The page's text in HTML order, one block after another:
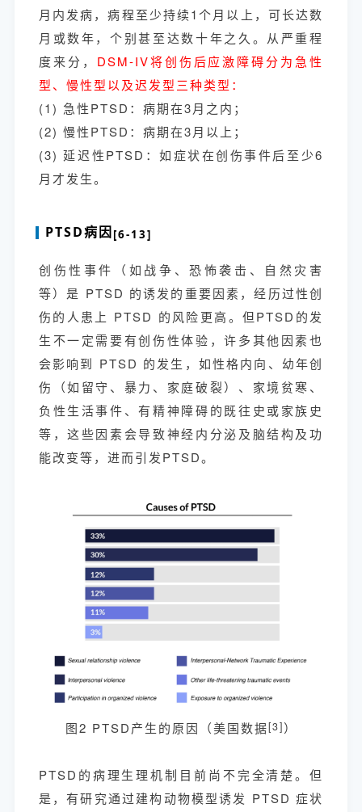
月内发病，病程至少持续1个月以上，可长达数
月或数年，个别甚至达数十年之久。从严重程
度来分， DSM-IV将创伤后应激障碍分为急性
型、慢性型以及迟发型三种类型：
(1) 急性PTSD：病期在3月之内；
(2) 慢性PTSD：病期在3月以上；
(3)延迟性PTSD：如症状在创伤事件后至少6
月才发生。
PTSD病因[6-13]
创伤性事件（如战争、恐怖袭击、自然灾害
等）是 PTSD 的诱发的重要因素，经历过性创
伤的人患上 PTSD 的风险更高。但PTSD的发
生不一定需要有创伤性体验，许多其他因素也
会影响到 PTSD 的发生，如性格内向、幼年创
伤（如留守、暴力、家庭破裂）、家境贫寒、
负性生活事件、有精神障碍的既往史或家族史
等，这些因素会导致神经内分泌及脑结构及功
能改变等，进而引发PTSD。
图2 PTSD产生的原因（美国数据[3]）
PTSD的病理生理机制目前尚不完全清楚。但
是，有研究通过建构动物模型诱发 PTSD 症状